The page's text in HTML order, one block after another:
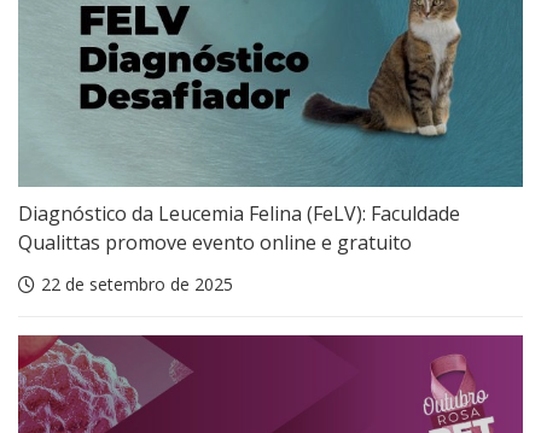
Diagnóstico da Leucemia Felina (FeLV): Faculdade
Qualittas promove evento online e gratuito
22 de setembro de 2025